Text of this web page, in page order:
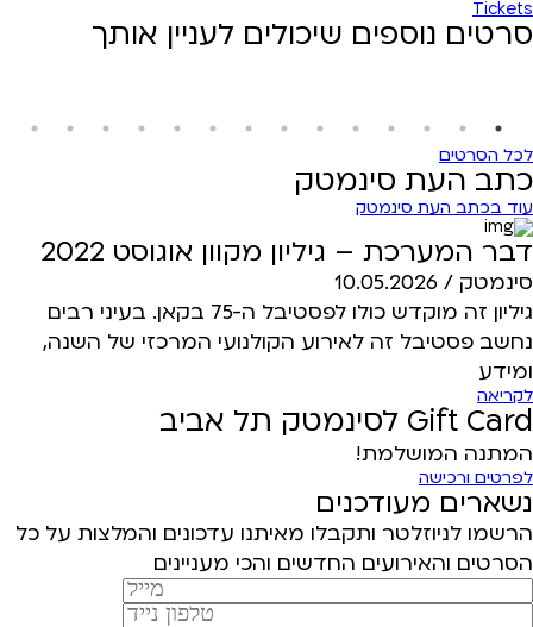
Tickets
סרטים נוספים שיכולים לעניין אותך
לכל הסרטים
כתב העת סינמטק
עוד בכתב העת סינמטק
דבר המערכת – גיליון מקוון אוגוסט 2022
סינמטק / 10.05.2026
גיליון זה מוקדש כולו לפסטיבל ה-75 בקאן. בעיני רבים
נחשב פסטיבל זה לאירוע הקולנועי המרכזי של השנה,
ומידע
לקריאה
Gift Card לסינמטק תל אביב
המתנה המושלמת!
לפרטים ורכישה
נשארים מעודכנים
הרשמו לניוזלטר ותקבלו מאיתנו עדכונים והמלצות על כל
הסרטים והאירועים החדשים והכי מעניינים